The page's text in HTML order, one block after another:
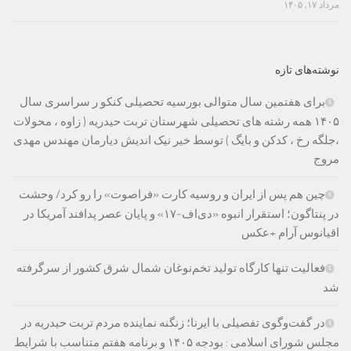
مرداد ۱۷, ۱۴۰۵
نوشته‌های تازه
برای هفتمین سال متوالی بورسیه تحصیلی کنکو ر سراسری سال
۱۴۰۵ همه رشته های تحصیلی شهرستان تربت حیدریه ( زاوه ، محولات
،جلگه رخ ، کدکن و بایگ ) توسط خیر نیک اندیش دیارمان مهندس مهدی
مروج
چین هم پس از ایران و روسیه کارت «فراصوت» را رو کرد/ وحشت
در پنتاگون؛ استقرار انبوه «دی‌اف‑۱۷» و پایان عصر پدافند آمریکا در
اقیانوس آرام +عکس
فعالیت تنها کارگاه تولید تخم‌نوغان شمال شرق کشور از سرگرفته
شد
در گفت‌وگوی تفصیلی با ایرنا؛ زنگنه نماینده مردم تربت حیدریه در
مجلس شورای اسلامی : بودجه ۱۴۰۵ و برنامه هفتم متناسب با شرایط